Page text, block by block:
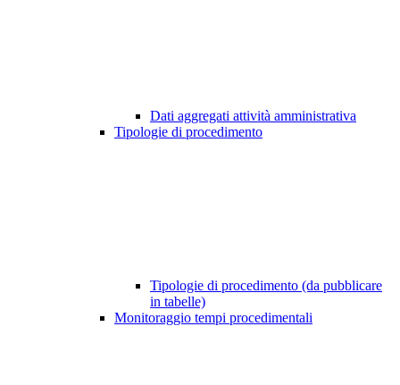
Dati aggregati attività amministrativa
Tipologie di procedimento
Tipologie di procedimento (da pubblicare
in tabelle)
Monitoraggio tempi procedimentali